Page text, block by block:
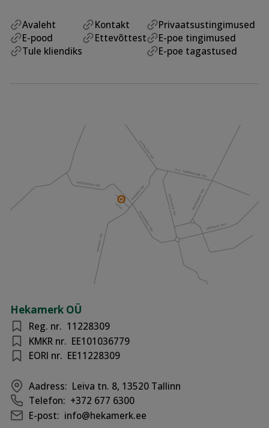
Avaleht
E-pood
Tule kliendiks
Kontakt
Ettevõttest
Privaatsustingimused
E-poe tingimused
E-poe tagastused
Hekamerk OÜ
Reg. nr. 11228309
KMKR nr. EE101036779
EORI nr. EE11228309
Aadress: Leiva tn. 8, 13520 Tallinn
Telefon: +372 677 6300
E-post: info@hekamerk.ee